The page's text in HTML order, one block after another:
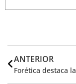
ANTERIOR